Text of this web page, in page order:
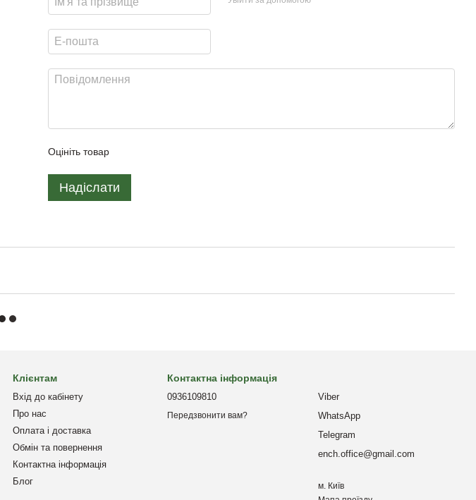
Оцініть товар
Надіслати
Клієнтам
Вхід до кабінету
Про нас
Оплата і доставка
Обмін та повернення
Контактна інформація
Блог
Контактна інформація
0936109810
Передзвонити вам?
Viber
WhatsApp
Telegram
ench.office@gmail.com
м. Київ